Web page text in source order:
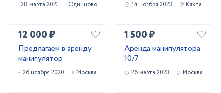
28 марта 2023 Одинцово 14 ноября 2023 Кяхта
12 000 ₽
Предлагаем в аренду
манипулятор
26 ноября 2020 Москва
1 500 ₽
Аренда манипулятора
10/7
26 марта 2023 Москва